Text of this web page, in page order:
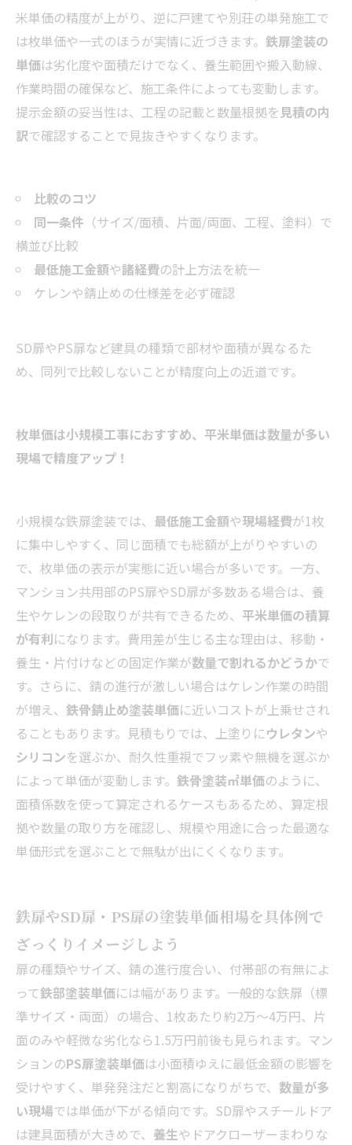
米単価の精度が上がり、逆に戸建てや別荘の単発施工で
は枚単価や一式のほうが実情に近づきます。 鉄扉塗装の
単価は劣化度や面積だけでなく、養生範囲や搬入動線、
作業時間の確保など、施工条件によっても変動します。
提示金額の妥当性は、工程の記載と数量根拠を見積の内
訳で確認することで見抜きやすくなります。
比較のコツ
同一条件 （サイズ/面積、片面/両面、工程、塗料）で
横並び比較
最低施工金額や諸経費の計上方法を統一
ケレンや錆止めの仕様差を必ず確認
SD扉やPS扉など建具の種類で部材や面積が異なるた
め、同列で比較しないことが精度向上の近道です。
枚単価は小規模工事におすすめ、平米単価は数量が多い
現場で精度アップ！
小規模な鉄扉塗装では、 最低施工金額や現場経費が1枚
に集中しやすく、同じ面積でも総額が上がりやすいの
で、枚単価の表示が実態に近い場合が多いです。一方、
マンション共用部のPS扉やSD扉が多数ある場合は、養
生やケレンの段取りが共有できるため、 平米単価の積算
が有利になります。費用差が生じる主な理由は、移動・
養生・片付けなどの固定作業が数量で割れるかどうかで
す。さらに、錆の進行が激しい場合はケレン作業の時間
が増え、 鉄骨錆止め塗装単価に近いコストが上乗せされ
ることもあります。見積もりでは、上塗りにウレタンや
シリコンを選ぶか、耐久性重視でフッ素や無機を選ぶか
によって単価が変動します。 鉄骨塗装㎡単価のように、
面積係数を使って算定されるケースもあるため、算定根
拠や数量の取り方を確認し、規模や用途に合った最適な
単価形式を選ぶことで無駄が出にくくなります。
鉄扉やSD扉・PS扉の塗装単価相場を具体例で
ざっくりイメージしよう
扉の種類やサイズ、錆の進行度合い、付帯部の有無によ
って鉄部塗装単価には幅があります。一般的な鉄扉（標
準サイズ・両面）の場合、1枚あたり約2万～4万円、片
面のみや軽微な劣化なら1.5万円前後も見られます。マン
ションのPS扉塗装単価は小面積ゆえに最低金額の影響を
受けやすく、単発発注だと割高になりがちで、 数量が多
い現場では単価が下がる傾向です。SD扉やスチールドア
は建具面積が大きめで、 養生やドアクローザーまわりな